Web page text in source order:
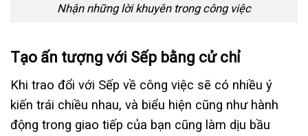
Nhận những lời khuyên trong công việc
Tạo ấn tượng với Sếp bằng cử chỉ
Khi trao đổi với Sếp về công việc sẽ có nhiều ý
kiến trái chiều nhau, và biểu hiện cũng như hành
động trong giao tiếp của bạn cũng làm dịu bầu